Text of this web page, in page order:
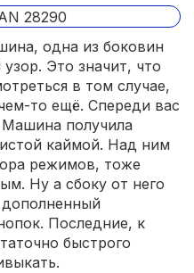
одна из боковин
Это значит, что
в том случае,
то ещё. Спереди вас
получила
каймой. Над ним
режимов, тоже
Ну а сбоку от него
Последние, к
быстрого